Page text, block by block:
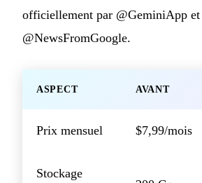
officiellement par @GeminiApp et
@NewsFromGoogle.
ASPECT AVANT
Prix mensuel $7,99/mois
Stockage